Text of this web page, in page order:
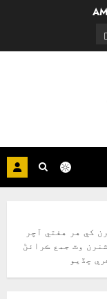
کي هر هفتي آچر
وٽ جمع ڪرائڻ
ڇڏيو